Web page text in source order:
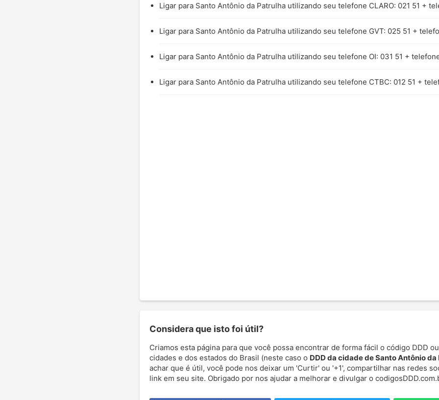
Ligar para Santo Antônio da Patrulha utilizando seu telefone CLARO: 021 51 +
Ligar para Santo Antônio da Patrulha utilizando seu telefone GVT: 025 51 +
Ligar para Santo Antônio da Patrulha utilizando seu telefone OI: 031 51 +
Ligar para Santo Antônio da Patrulha utilizando seu telefone CTBC: 012 51 +
Considera que isto foi útil?
Criamos esta página para que você possa encontrar de forma fácil o código DDD
cidades e dos estados do Brasil (neste caso o DDD da cidade de Santo Antônio da
achar que é útil, você pode nos deixar um 'Curtir' ou '+1', compartilhar nas redes
link em seu site. Obrigado por nos ajudar a melhorar e divulgar o